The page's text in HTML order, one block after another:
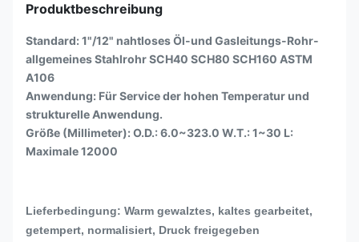
Produktbeschreibung
Standard: 1"/12" nahtloses Öl-und Gasleitungs-Rohr-
allgemeines Stahlrohr SCH40 SCH80 SCH160 ASTM
A106
Anwendung: Für Service der hohen Temperatur und
strukturelle Anwendung.
Größe (Millimeter): O.D.: 6.0~323.0 W.T.: 1~30 L:
Maximale 12000
Lieferbedingung: Warm gewalztes, kaltes gearbeitet,
getempert, normalisiert, Druck freigegeben